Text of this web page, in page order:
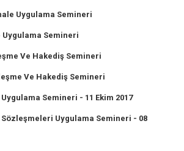
Uygulama Semineri
Uygulama Semineri
Ve Hakediş Semineri
Ve Hakediş Semineri
Semineri - 11 Ekim 2017
Uygulama Semineri - 08